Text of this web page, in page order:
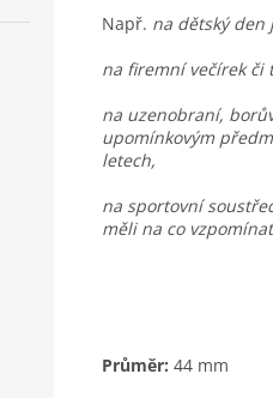
Např. na dětský den
na firemní večírek či
na uzenobraní,
upomínkovým
letech,
na sportovní
měli na co
Průměr: 44 mm